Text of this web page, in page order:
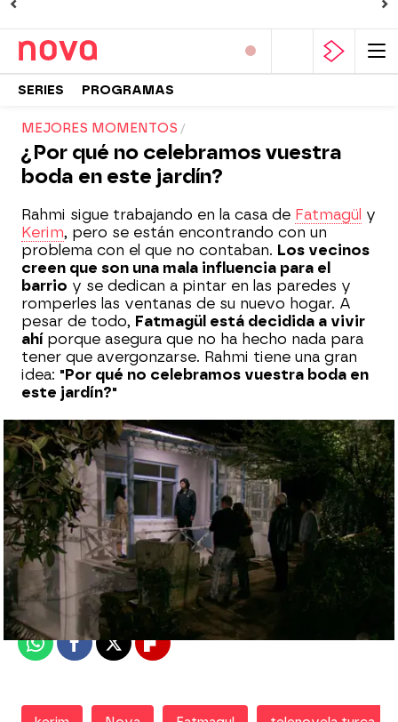
SERIES PROGRAMAS
MEJORES MOMENTOS
¿Por qué no celebramos vuestra
boda en este jardín?
Rahmi sigue trabajando en la casa de Fatmagül y
Kerim, pero se están encontrando con un
problema con el que no contaban. Los vecinos
creen que son una mala influencia para el
barrio y se dedican a pintar en las paredes y
romperles las ventanas de su nuevo hogar. A
pesar de todo, Fatmagül está decidida a vivir
ahí porque asegura que no ha hecho nada para
tener que avergonzarse. Rahmi tiene una gran
idea: "Por qué no celebramos vuestra boda en
este jardín?"
Nova
Madrid
Publicado: 05 de junio de 2018, 22:32
WhatsappFacebook
X Flipboard